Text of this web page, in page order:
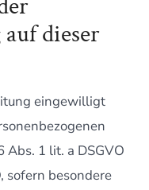
dieser
eingewilligt
Abs. 1 lit. a DSGVO
sofern besondere